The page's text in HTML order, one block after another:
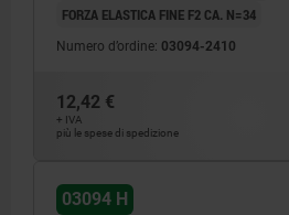
FORZA ELASTICA FINE F2 CA. N=34
Numero d’ordine: 03094-2410
12,42 €
+ IVA
più le spese di spedizione
03094 H